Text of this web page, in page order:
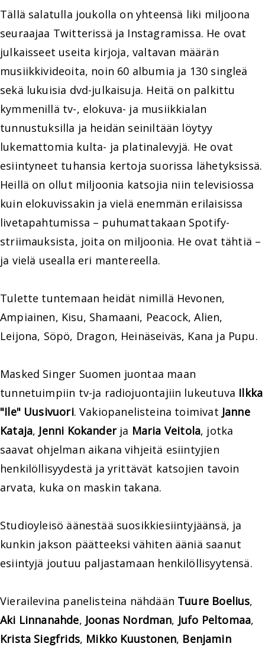
Tällä salatulla joukolla on yhteensä liki miljoona
seuraajaa Twitterissä ja Instagramissa. He ovat
julkaisseet useita kirjoja, valtavan määrän
musiikkivideoita, noin 60 albumia ja 130 singleä
sekä lukuisia dvd-julkaisuja. Heitä on palkittu
kymmenillä tv-, elokuva- ja musiikkialan
tunnustuksilla ja heidän seiniltään löytyy
lukemattomia kulta- ja platinalevyjä. He ovat
esiintyneet tuhansia kertoja suorissa lähetyksissä.
Heillä on ollut miljoonia katsojia niin televisiossa
kuin elokuvissakin ja vielä enemmän erilaisissa
livetapahtumissa – puhumattakaan Spotify-
striimauksista, joita on miljoonia. He ovat tähtiä –
ja vielä usealla eri mantereella.
Tulette tuntemaan heidät nimillä Hevonen,
Ampiainen, Kisu, Shamaani, Peacock, Alien,
Leijona, Söpö, Dragon, Heinäseiväs, Kana ja Pupu.
Masked Singer Suomen juontaa maan
tunnetuimpiin tv-ja radiojuontajiin lukeutuva Ilkka
"Ile" Uusivuori. Vakiopanelisteina toimivat Janne
Kataja, Jenni Kokanderja Maria Veitola, jotka
saavat ohjelman aikana vihjeitä esiintyjien
henkilöllisyydestä ja yrittävät katsojien tavoin
arvata, kuka on maskin takana.
Studioyleisö äänestää suosikkiesiintyjäänsä, ja
kunkin jakson päätteeksi vähiten ääniä saanut
esiintyjä joutuu paljastamaan henkilöllisyytensä.
Vierailevina panelisteina nähdään Tuure Boelius,
Aki Linnanahde, Joonas Nordman, Jufo Peltomaa,
Krista Siegfrids, Mikko Kuustonen, Benjamin